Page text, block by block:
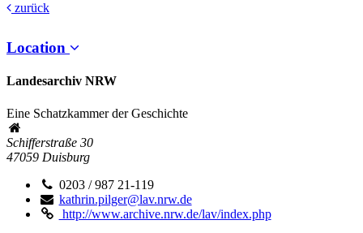
zurück
Location
Landesarchiv NRW
Eine Schatzkammer der Geschichte
Schifferstraße 30
47059 Duisburg
0203 / 987 21-119
kathrin.pilger@lav.nrw.de
http://www.archive.nrw.de/lav/index.php